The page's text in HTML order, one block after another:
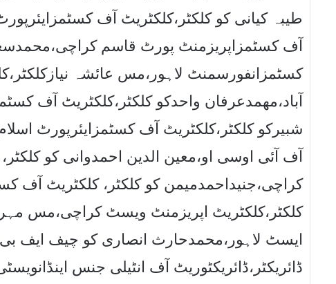
طیبہ کیانی کو کلکٹر،کلکٹریٹ آف
آف کسٹمزاپریزمنٹ پورٹ قاسم
کسٹمزانفورسمنٹ لاہور،مس عائشہ
آباد،مھمدعرفان واحدکو کلکٹر،کلکٹریٹ آف
شبیرکو کلکٹر،کلکٹریٹ آف کسٹمزایئرپورٹ
آف آئی اوسی او،معین الدین احمدوانی کو
کراچی،جنیداحمدمیمن کو کلکٹر، کلکٹریٹ آف
کلکٹر،کلکٹریٹ اپریزمنٹ ویسٹ کراچی،مس
ایسٹ لاہور،محمدحارث انصاری کو چیف ایف بی
ڈائریکٹر،ڈائریکٹوریٹ آف انٹیلی جنس